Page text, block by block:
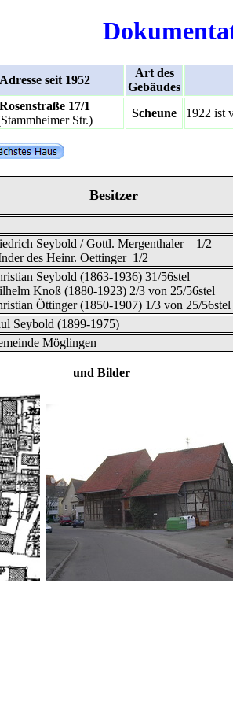
Adresse seit 1952
Art des
Gebäudes
Rosenstraße 17/1
Str.)
Scheune 1922 ist
Besitzer
Seybold / Gottl. Mergenthaler 1/2
des Heinr. Oettinger 1/2
Seybold (1863-1936) 31/56stel
Knoß (1880-1923) 2/3 von 25/56stel
Öttinger (1850-1907) 1/3 von 25/56stel
Seybold (1899-1975)
Möglingen
Bilder